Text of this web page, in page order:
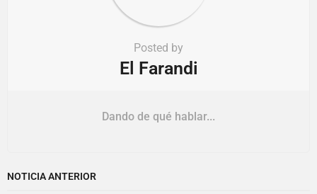
Posted by
El Farandi
Dando de qué hablar...
NOTICIA ANTERIOR